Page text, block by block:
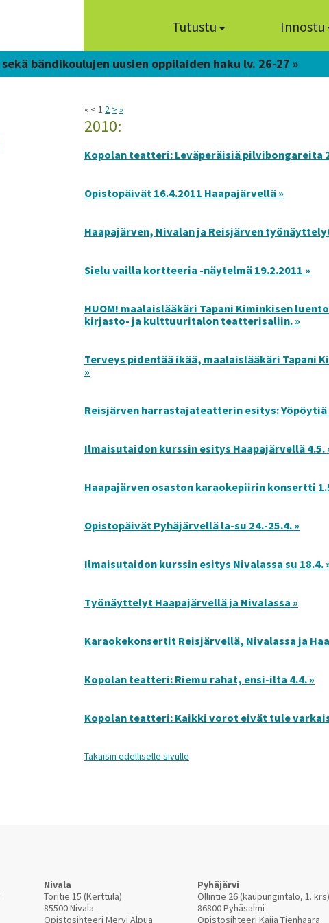
Tutustu Innostu
bändikoulujen uusien oppilaiden haku lv. 26-27 »
« < 1 2 > »
2010:
Kopolan teatteri: Leväperäisiä pilvibongareita
Opistopäivät 16.4.2011 Haapajärvellä »
Haapajärven, Nivalan ja Reisjärven
Sielu vailla kortteeria -näytelmä 19.2.2011 »
HUOM! maalaislääkäri Tapani Kiminkisen
kirjasto- ja kulttuuritalon teatterisaliin. »
Terveys pidentää ikää, maalaislääkäri Tapani
»
Reisjärven harrastajateatterin esitys: Yöpöytiä
Ilmaisutaidon kurssin esitys Haapajärvellä 4.5.
Haapajärven osaston karaokepiirin konsertti
Opistopäivät Pyhäjärvellä la-su 24.-25.4. »
Ilmaisutaidon kurssin esitys Nivalassa su 18.4.
Työnäyttelyt Haapajärvellä ja Nivalassa »
Karaokekonsertit Reisjärvellä, Nivalassa ja
Kopolan teatteri: Riemu rahat, ensi-ilta 4.4. »
Kopolan teatteri: Kaikki vorot eivät tule
Takaisin edelliselle sivulle
Nivala
Toritie 15 (Kerttula)
85500 Nivala
Opistosihteeri Mervi Alpua
Pyhäjärvi
Ollintie 26 (kaupungintalo, 1. krs)
86800 Pyhäsalmi
Opistosihteeri Kaija Tienhaara